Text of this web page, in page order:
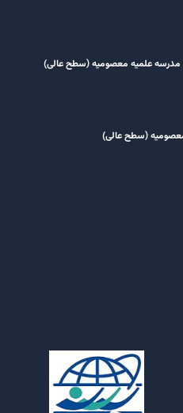
علمیه معصومیه‌ (سطح عالی)
(سطح عالی)